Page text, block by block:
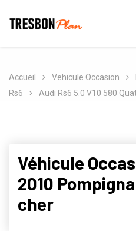
Accueil Vehicule Occasion
Rs6
Audi Rs6 5.0 V10 580
Véhicule
2010
cher